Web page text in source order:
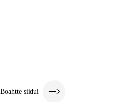
Boahtte siidui